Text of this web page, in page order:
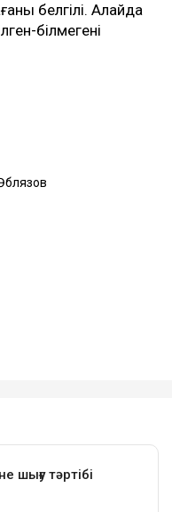
белгілі. Алайда
білмегені